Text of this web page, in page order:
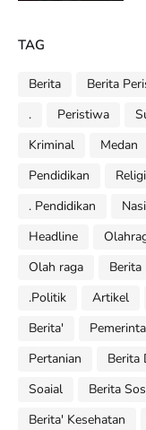
TAG
Berita Berita
.
Peristiwa
Kriminal
Medan
Pendidikan
Religi
. Pendidikan
Headline
Olah raga
Berita
.Politik
Artikel
Berita'
Pertanian
Berita
Soaial
Berita
Berita' Kesehatan